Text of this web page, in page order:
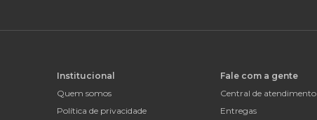
Institucional
Quem somos
Política de privacidade
Fale com a gente
Central de atendimento
Entregas